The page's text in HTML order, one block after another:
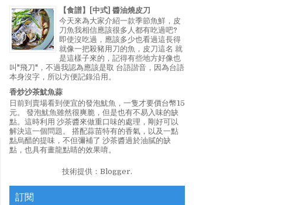
【食譜】[中式] 醬油燒皮刀
今天來為大家介紹一款季節魚鮮，皮
刀魚我相信應該很多人都有吃過吧?
即使沒吃過，應該多少也看過這長得
就像一把殺豬用刀的魚，皮刀這名 就
是這樣子來的，記得有些地方好像也
叫"飛刀"，不過我認為應該是取 台語諧音，因為台語
本身沒字，所以方便記錄沿用。
香炒沙茶魷魚蒜
日前到賣場看到便宜的發泡魷魚，一隻才要價台幣15
元。 發泡魷魚雖然很爽脆，但是也有不易入味的缺
點。這時利用 沙茶醬來做重口味的處理，剛好可以
解決這一個問題。 搭配蒜苗特有的香氣，以及一點
點烏醋的提味，不但彌補了 沙茶醬過於油膩的缺
點，也具有畫龍點睛的效果唷。
技術提供： Blogger.
訂閱